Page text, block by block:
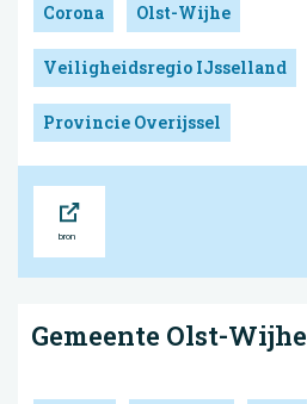
Corona Olst-Wijhe
Veiligheidsregio IJsselland
Provincie Overijssel
Gemeente Olst-Wijhe